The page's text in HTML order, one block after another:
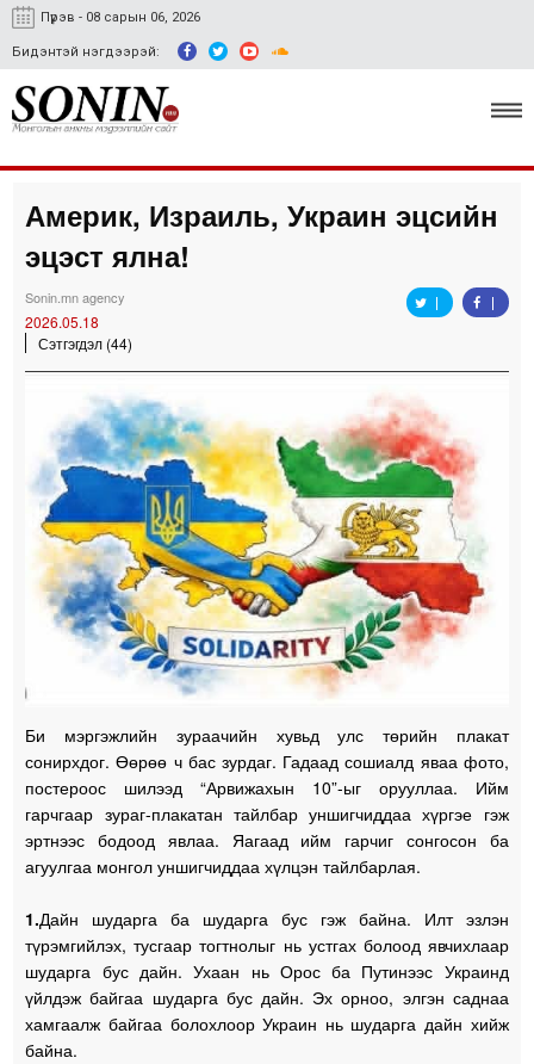
Пүрэв - 08 сарын 06, 2026
Бидэнтэй нэгдээрэй:
Улс төр, эдийн засаг
Спорт
Easy news
Америк, Израиль, Украин эцсийн
эцэст ялна!
Sonin.mn agency
2026.05.18
Сэтгэгдэл (44)
Би мэргэжлийн зураачийн хувьд улс төрийн плакат
сонирхдог. Өөрөө ч бас зурдаг. Гадаад сошиалд яваа фото,
постероос шилээд “Арвижахын 10”-ыг орууллаа. Ийм
гарчгаар зураг-плакатан тайлбар уншигчиддаа хүргэе гэж
эртнээс бодоод явлаа. Яагаад ийм гарчиг сонгосон ба
агуулгаа монгол уншигчиддаа хүлцэн тайлбарлая.
1.Дайн шударга ба шударга бус гэж байна. Илт эзлэн
түрэмгийлэх, тусгаар тогтнолыг нь устгах болоод явчихлаар
шударга бус дайн. Ухаан нь Орос ба Путинээс Украинд
үйлдэж байгаа шударга бус дайн. Эх орноо, элгэн саднаа
хамгаалж байгаа болохлоор Украин нь шударга дайн хийж
байна.